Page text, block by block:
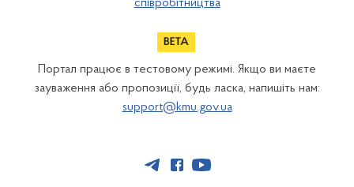
співробітництва
Портал працює в тестовому режимі. Якщо ви маєте
зауваження або пропозиції, будь ласка, напишіть нам:
support@kmu.gov.ua